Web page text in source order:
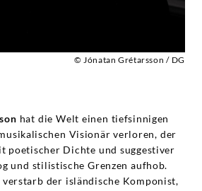
© Jónatan Grétarsson / DG
hat die Welt einen tiefsinnigen
Visionär verloren, der
poetischer Dichte und suggestiver
und stilistische Grenzen aufhob.
der isländische Komponist,